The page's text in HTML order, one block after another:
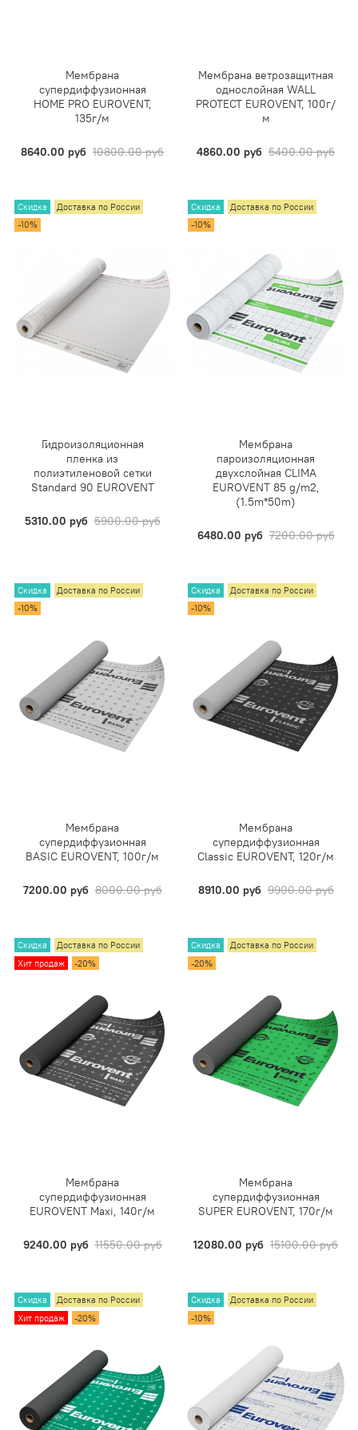
Мембрана
супердиффузионная
HOME PRO EUROVENT,
135г/м
8640.00 руб 10800.00 руб
Мембрана ветрозащитная
однослойная WALL
PROTECT EUROVENT, 100г/
м
4860.00 руб 5400.00 руб
Скидка
Доставка по России
-10%
Гидроизоляционная
пленка из
полиэтиленовой сетки
Standard 90 EUROVENT
5310.00 руб 5900.00 руб
Скидка
Доставка по России
-10%
Мембрана
пароизоляционная
двухслойная CLIMA
EUROVENT 85 g/m2,
(1.5m*50m)
6480.00 руб 7200.00 руб
Скидка
Доставка по России
-10%
Мембрана
супердиффузионная
BASIC EUROVENT, 100г/м
7200.00 руб 8000.00 руб
Скидка
Доставка по России
-10%
Мембрана
супердиффузионная
Classic EUROVENT, 120г/м
8910.00 руб 9900.00 руб
Скидка
Доставка по России
Хит продаж
-20%
Мембрана
супердиффузионная
EUROVENT Maxi, 140г/м
9240.00 руб 11550.00 руб
Скидка
Доставка по России
-20%
Мембрана
супердиффузионная
SUPER EUROVENT, 170г/м
12080.00 руб 15100.00 руб
Скидка
Доставка по России
Хит продаж
-20%
Скидка
Доставка по России
-10%